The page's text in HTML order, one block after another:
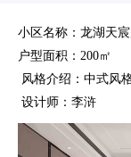
小区名称：龙湖天
户型面积：200㎡
风格介绍：中式风
设计师：李浒